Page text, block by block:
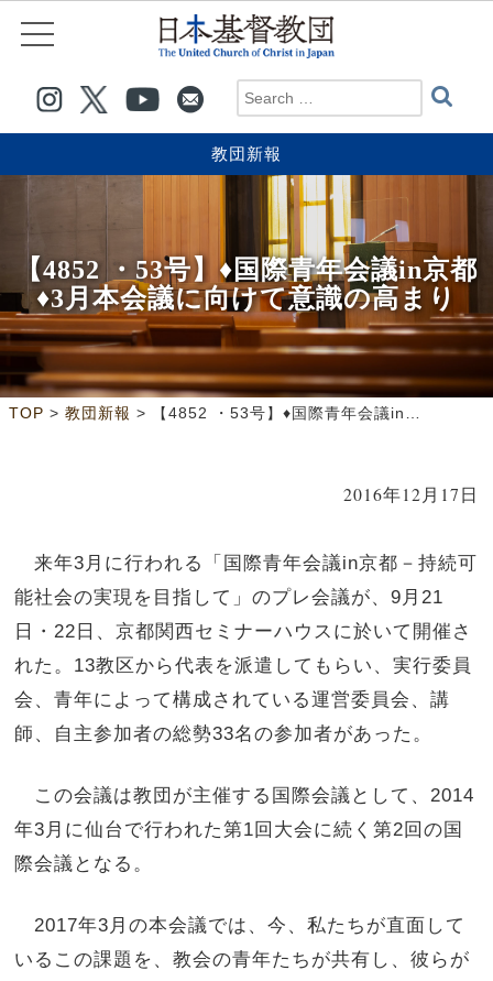
教団新報
【4852 ・53号】♦国際青年会議in京都
♦3月本会議に向けて意識の高まり
TOP > 教団新報 > 【4852 ・53号】♦国際青年会議in京都♦3月本会議に向けて意識の高まり
2016年12月17日
来年3月に行われる「国際青年会議in京都－持続可
能社会の実現を目指して」のプレ会議が、9月21
日・22日、京都関西セミナーハウスに於いて開催さ
れた。13教区から代表を派遣してもらい、実行委員
会、青年によって構成されている運営委員会、講
師、自主参加者の総勢33名の参加者があった。
この会議は教団が主催する国際会議として、2014
年3月に仙台で行われた第1回大会に続く第2回の国
際会議となる。
2017年3月の本会議では、今、私たちが直面して
いるこの課題を、教会の青年たちが共有し、彼らが